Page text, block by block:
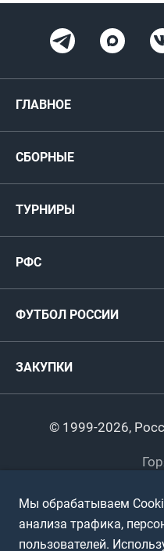
ГЛАВНОЕ
Карта болельщика
СБОРНЫЕ
Футзал
ТУРНИРЫ
Международные
РФС
Регионы
ФУТБОЛ РОССИИ
Пляжный
Футбольное двоеборье
ЗАКУПКИ
© 1999-2026,
Политика
Мы обрабатываем
анализа трафика,
пользователей.